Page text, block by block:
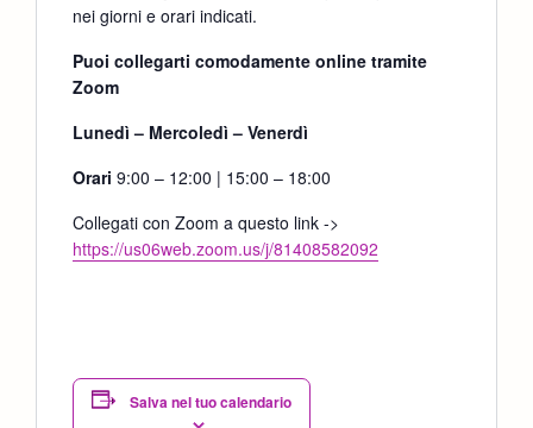
nei giorni e orari indicati.
Puoi collegarti comodamente online tramite
Zoom
Lunedì – Mercoledì – Venerdì
Orari 9:00 – 12:00 | 15:00 – 18:00
Collegati con Zoom a questo link ->
https://us06web.zoom.us/j/81408582092
Salva nel tuo calendario